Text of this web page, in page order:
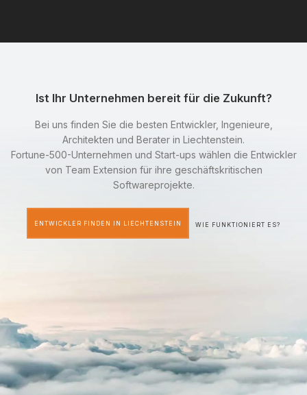
Ist Ihr Unternehmen bereit für die Zukunft?
Bei uns finden Sie die besten Entwickler, Ingenieure,
Architekten und Berater in Liechtenstein.
Fortune-500-Unternehmen und Start-ups wählen die Entwickler
von Team Extension für ihre geschäftskritischen
Softwareprojekte.
ENTWICKLER FINDEN IN LIECHTENSTEIN WIE FUNKTIONIERT ES?